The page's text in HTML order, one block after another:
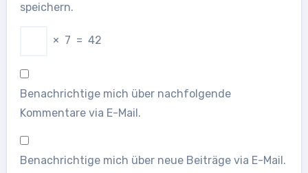
speichern.
× 7 = 42
Benachrichtige mich über nachfolgende
Kommentare via E-Mail.
Benachrichtige mich über neue Beiträge via E-Mail.